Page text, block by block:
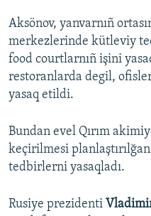
Aksönov, yanvarnıñ
merkezlerinde kütleviy
food courtlarnıñ işini
restoranlarda degil,
yasaq etildi.
Bundan evel Qırım
keçirilmesi
tedbirlerni yasaqladı.
Rusiye prezidenti